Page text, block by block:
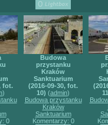
fot.
)
0
Budowa
przystanku
Kraków
Sanktuarium
(2016-09-30, fot.
10) (admin)
Budowa przystanku
Kraków
Sanktuarium
Komentarzy: 0